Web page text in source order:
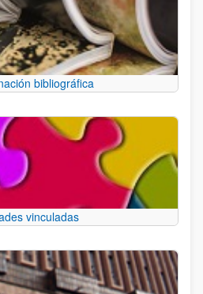
bibliográfica
vinculadas